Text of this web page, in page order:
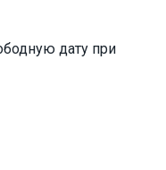
дату при